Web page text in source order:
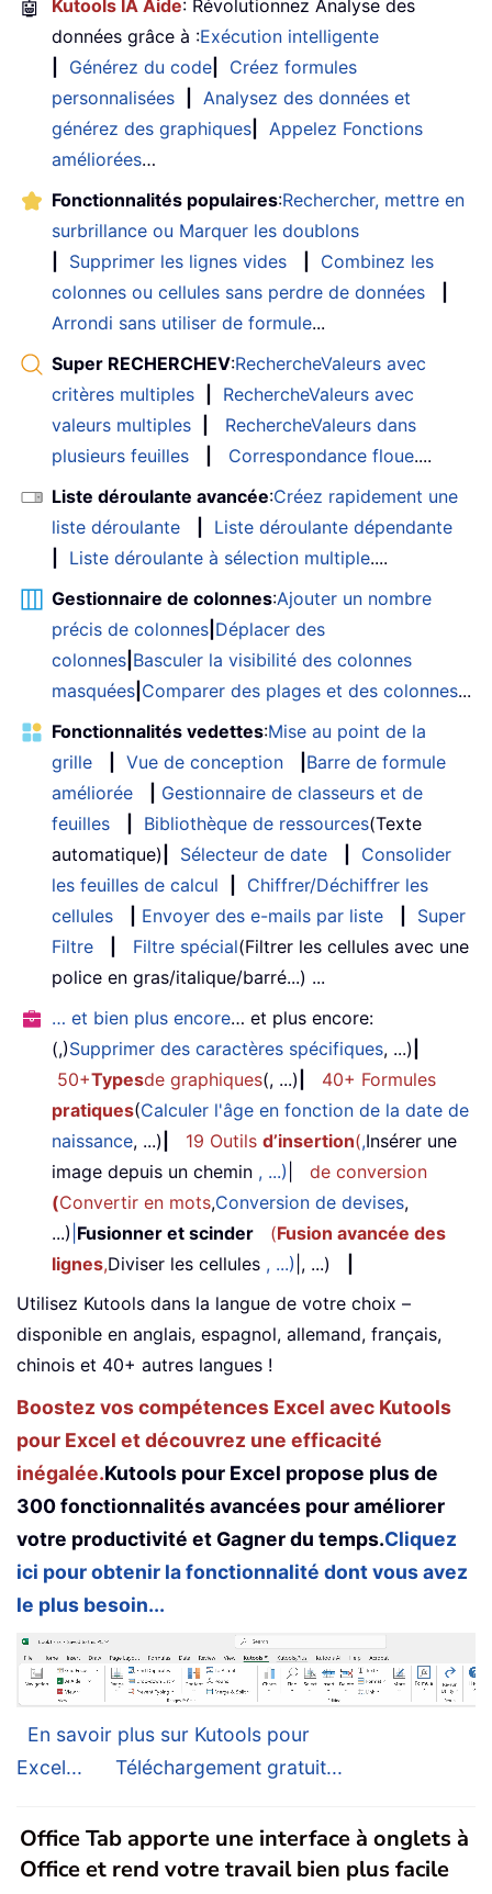
🤖 Kutools IA Aide: Révolutionnez Analyse des
données grâce à :Exécution intelligente
Générez du code
Créez formules
personnalisées
Analysez des données et
générez des graphiques
Appelez Fonctions
améliorées…
Fonctionnalités populaires:Rechercher, mettre en
surbrillance ou Marquer les doublons
Supprimer les lignes vides
Combinez les
colonnes ou cellules sans perdre de données
Arrondi sans utiliser de formule...
Super RECHERCHEV:RechercheValeurs avec
critères multiples
RechercheValeurs avec
valeurs multiples
RechercheValeurs dans
plusieurs feuilles
Correspondance floue....
Liste déroulante avancée:Créez rapidement une
liste déroulante
Liste déroulante dépendante
Liste déroulante à sélection multiple....
Gestionnaire de colonnes:Ajouter un nombre
précis de colonnes Déplacer des
colonnes Basculer la visibilité des colonnes
masquées Comparer des plages et des colonnes...
Fonctionnalités vedettes:Mise au point de la
grille
Vue de conception
Barre de formule
améliorée
Gestionnaire de classeurs et de
feuilles
Bibliothèque de ressources(Texte
automatique)
Sélecteur de date
Consolider
les feuilles de calcul
Chiffrer/Déchiffrer les
cellules
Envoyer des e-mails par liste
Super
Filtre
Filtre spécial(Filtrer les cellules avec une
police en gras/italique/barré...) ...
… et bien plus encore… et plus encore:
(,)Supprimer des caractères spécifiques, ...)
50+Typesde graphiques(, ...)
40+ Formules
pratiques(Calculer l'âge en fonction de la date de
naissance, ...) 19 Outils d’insertion(,Insérer une
image depuis un chemin , ...)
de conversion
(Convertir en mots,Conversion de devises,
...) Fusionner et scinder (Fusion avancée des
lignes,Diviser les cellules , ...) |, ...)
Utilisez Kutools dans la langue de votre choix –
disponible en anglais, espagnol, allemand, français,
chinois et 40+ autres langues !
Boostez vos compétences Excel avec Kutools
pour Excel et découvrez une efficacité
inégalée.Kutools pour Excel propose plus de
300 fonctionnalités avancées pour améliorer
votre productivité et Gagner du temps.Cliquez
ici pour obtenir la fonctionnalité dont vous avez
le plus besoin...
En savoir plus sur Kutools pour
Excel...
Téléchargement gratuit...
Office Tab apporte une interface à onglets à
Office et rend votre travail bien plus facile